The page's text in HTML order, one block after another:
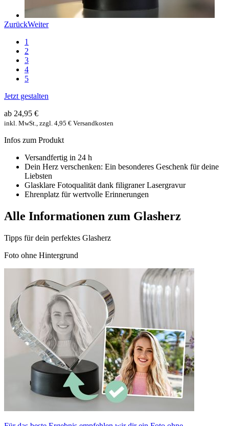
ZurückWeiter
1
2
3
4
5
Jetzt gestalten
ab 24,95 €
inkl. MwSt., zzgl. 4,95 € Versandkosten
Infos zum Produkt
Versandfertig in 24 h
Dein Herz verschenken: Ein besonderes Geschenk für deine
Liebsten
Glasklare Fotoqualität dank filigraner Lasergravur
Ehrenplatz für wertvolle Erinnerungen
Alle Informationen zum Glasherz
Tipps für dein perfektes Glasherz
Foto ohne Hintergrund